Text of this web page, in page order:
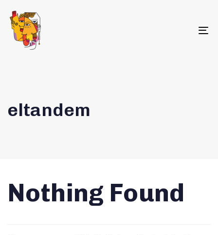
eltandem
Nothing Found